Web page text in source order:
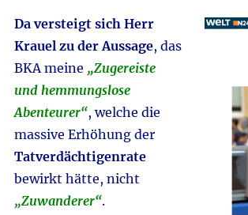
Da versteigt sich Herr
Krauel zu der Aussage, das
BKA meine „Zugereiste
und hemmungslose
Abenteurer“, welche die
massive Erhöhung der
Tatverdächtigenrate
bewirkt hätte, nicht
„Zuwanderer“.